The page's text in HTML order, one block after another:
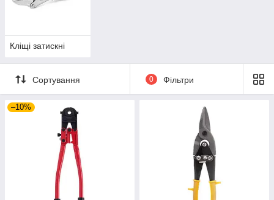
Кліщі затискні
Сортування 0 Фільтри
–10%